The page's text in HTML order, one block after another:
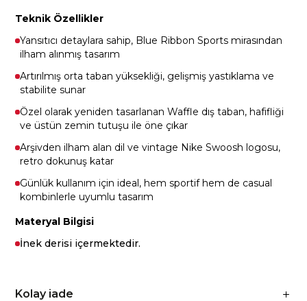
Teknik Özellikler
Yansıtıcı detaylara sahip, Blue Ribbon Sports mirasından
ilham alınmış tasarım
Artırılmış orta taban yüksekliği, gelişmiş yastıklama ve
stabilite sunar
Özel olarak yeniden tasarlanan Waffle dış taban, hafifliği
ve üstün zemin tutuşu ile öne çıkar
Arşivden ilham alan dil ve vintage Nike Swoosh logosu,
retro dokunuş katar
Günlük kullanım için ideal, hem sportif hem de casual
kombinlerle uyumlu tasarım
Materyal Bilgisi
İnek derisi içermektedir.
Kolay iade